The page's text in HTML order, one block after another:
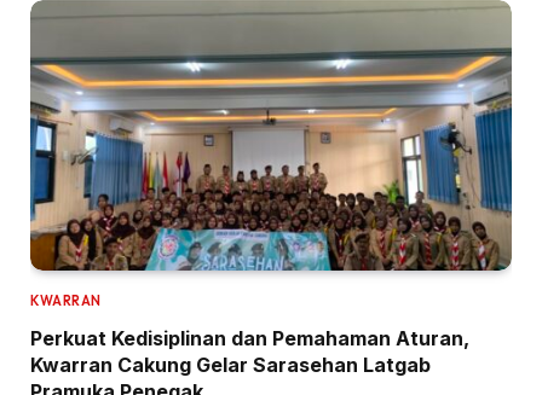
KWARRAN
Perkuat Kedisiplinan dan Pemahaman Aturan,
Kwarran Cakung Gelar Sarasehan Latgab